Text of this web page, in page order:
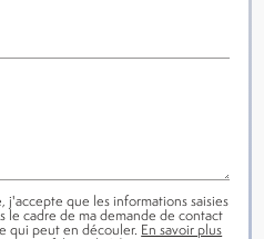
j'accepte que les informations saisies
le cadre de ma demande de contact
qui peut en découler. En savoir plus